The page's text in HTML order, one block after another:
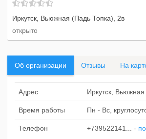
Иркутск, Вьюжная (Падь Топка), 2в
открыто
Об организации Отзывы На
Адрес Иркутск,
Время работы Пн - Вс,
Телефон +739522141... -